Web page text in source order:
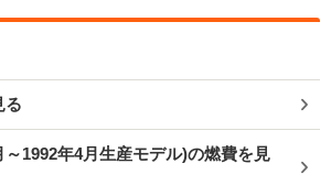
る
～1992年4月生産モデル)の燃費を見